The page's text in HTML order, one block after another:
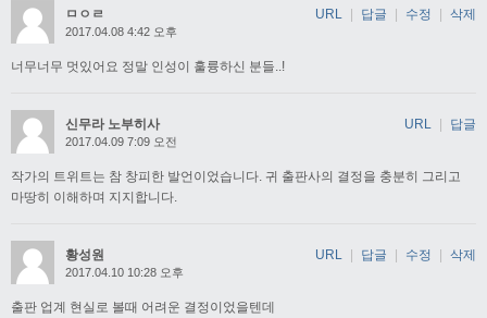
ㅁㅇㄹ
2017.04.08 4:42 오후
너무너무 멋있어요 정말 인성이 훌륭하신 분들..!
URL 답글 수정 삭제
신무라 노부히사
2017.04.09 7:09 오전
작가의 트위트는 참 창피한 발언이었습니다. 귀 출판사의 결정을 충분히 그리고
마땅히 이해하며 지지합니다.
URL | 답글
황성원
2017.04.10 10:28 오후
출판 업계 현실로 볼때 어려운 결정이었을텐데
URL | 답글 | 수정 | 삭제